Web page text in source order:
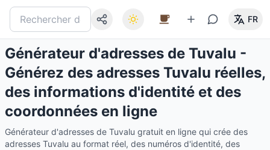
FR
Générateur d'adresses de Tuvalu -
Générez des adresses Tuvalu réelles,
des informations d'identité et des
coordonnées en ligne
Générateur d'adresses de Tuvalu gratuit en ligne qui crée des
adresses Tuvalu au format réel, des numéros d'identité, des